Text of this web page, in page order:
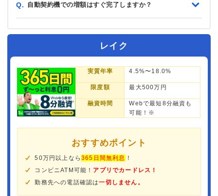
Q. 自動契約機での増額はすぐ完了しますか？
レイク
実質年率 4.5%〜18.0%
限度額 最大500万円
融資時間
Webで最短8分融資も
可能！※
おすすめポイント
50万円以上なら365日間無利息
！
コンビニATM可能！ アプリでカードレス！
勤務先への電話確認は一切しません。